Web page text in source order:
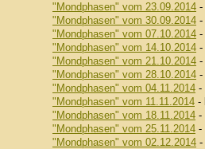
"Mondphasen" vom 23.09.2014 -
"Mondphasen" vom 30.09.2014 -
"Mondphasen" vom 07.10.2014 -
"Mondphasen" vom 14.10.2014 -
"Mondphasen" vom 21.10.2014 -
"Mondphasen" vom 28.10.2014 -
"Mondphasen" vom 04.11.2014 -
"Mondphasen" vom 11.11.2014 -
"Mondphasen" vom 18.11.2014 -
"Mondphasen" vom 25.11.2014 -
"Mondphasen" vom 02.12.2014 -